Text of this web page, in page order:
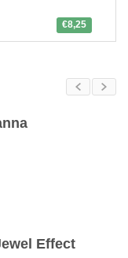
€8,25
Effect